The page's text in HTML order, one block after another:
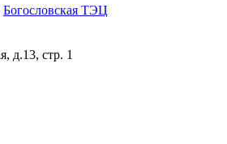
Богословская ТЭЦ
д.13, стр. 1